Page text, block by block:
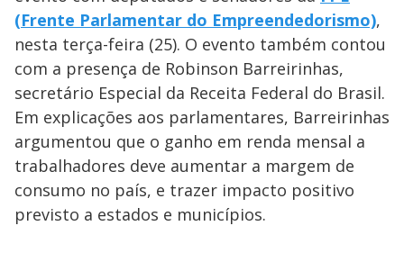
(Frente Parlamentar do Empreendedorismo),
nesta terça-feira (25). O evento também contou
com a presença de Robinson Barreirinhas,
secretário Especial da Receita Federal do Brasil.
Em explicações aos parlamentares, Barreirinhas
argumentou que o ganho em renda mensal a
trabalhadores deve aumentar a margem de
consumo no país, e trazer impacto positivo
previsto a estados e municípios.